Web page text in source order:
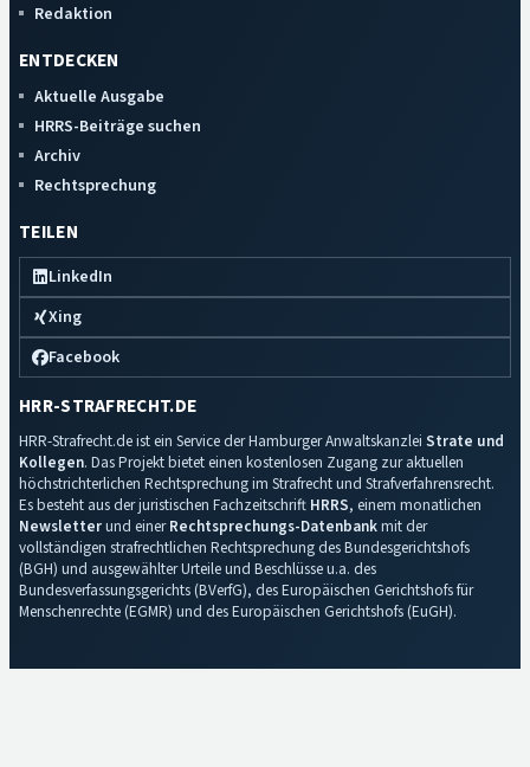
Redaktion
ENTDECKEN
Aktuelle Ausgabe
HRRS-Beiträge suchen
Archiv
Rechtsprechung
TEILEN
LinkedIn
Xing
Facebook
HRR-STRAFRECHT.DE
HRR-Strafrecht.de ist ein Service der Hamburger Anwaltskanzlei Strate und
Kollegen. Das Projekt bietet einen kostenlosen Zugang zur aktuellen
höchstrichterlichen Rechtsprechung im Strafrecht und Strafverfahrensrecht.
Es besteht aus der juristischen Fachzeitschrift HRRS, einem monatlichen
Newsletterund einerRechtsprechungs-Datenbankmit der
vollständigen strafrechtlichen Rechtsprechung des Bundesgerichtshofs
(BGH) und ausgewählter Urteile und Beschlüsse u.a. des
Bundesverfassungsgerichts (BVerfG), des Europäischen Gerichtshofs für
Menschenrechte (EGMR) und des Europäischen Gerichtshofs (EuGH).